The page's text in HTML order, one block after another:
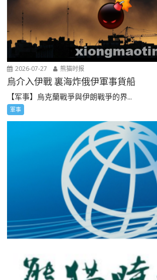
2026-07-27 熊猫时报
烏介入伊戰 裏海炸俄伊軍事貨船
【军事】烏克蘭戰爭與伊朗戰爭的界...
軍事